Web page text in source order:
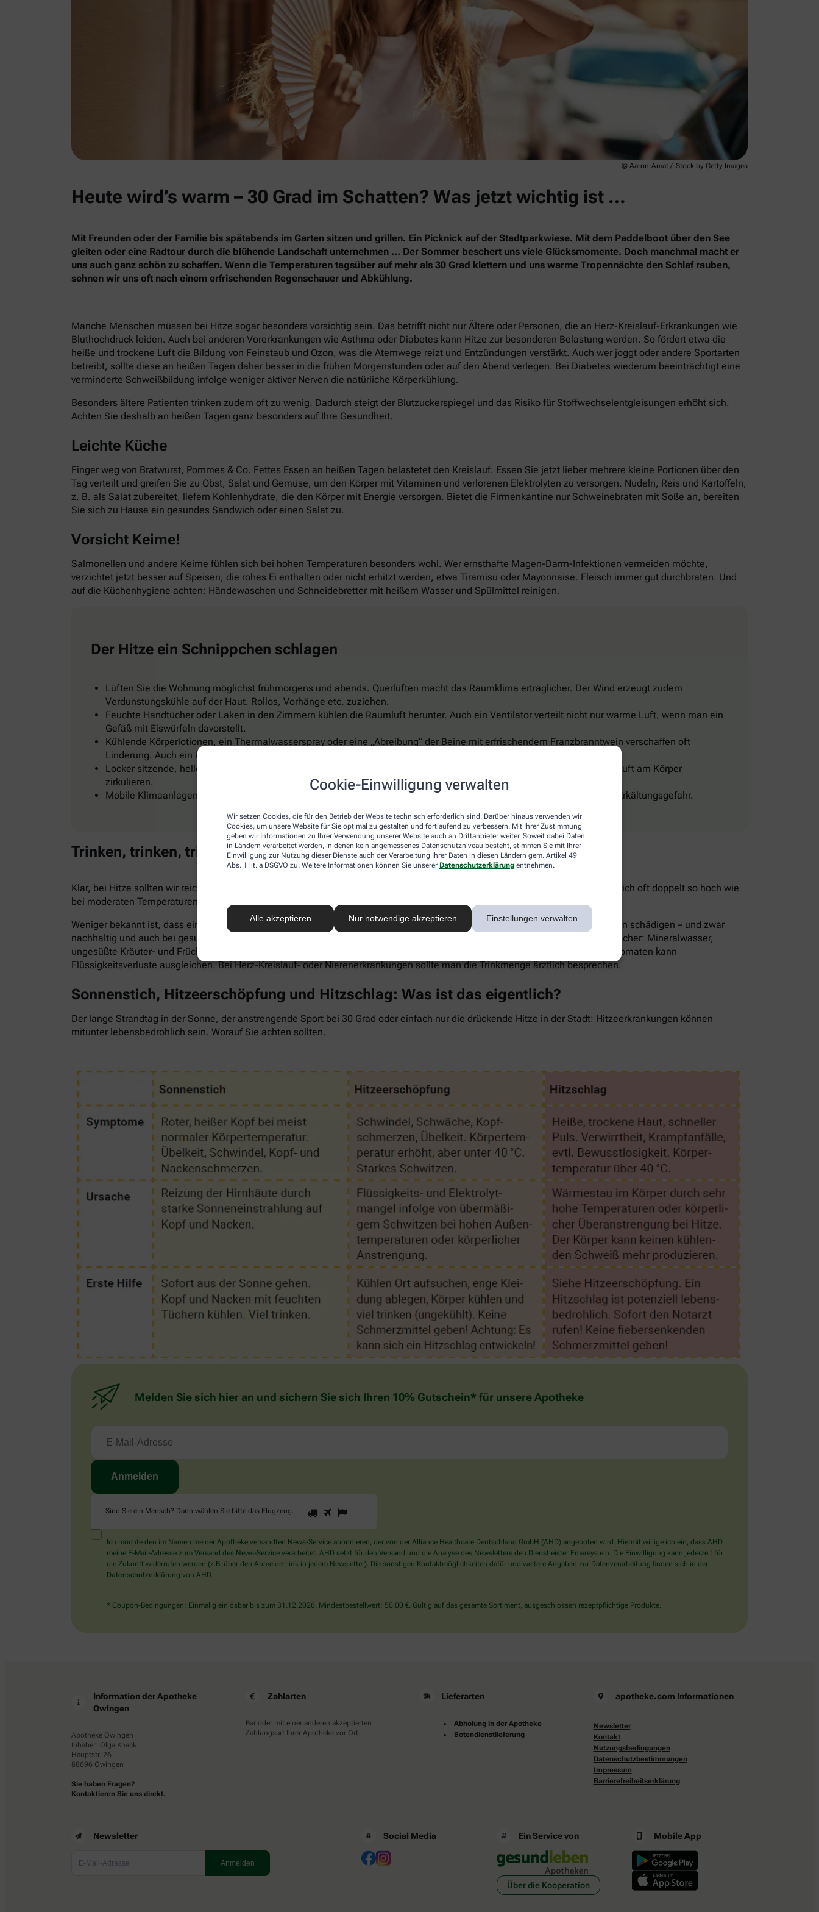
Cookie-Einwilligung verwalten
Wir setzen Cookies, die für den Betrieb der Website technisch erforderlich sind. Darüber hinaus verwenden wir
Cookies, um unsere Website für Sie optimal zu gestalten und fortlaufend zu verbessern. Mit Ihrer Zustimmung
geben wir Informationen zu Ihrer Verwendung unserer Website auch an Drittanbieter weiter. Soweit dabei Daten
in Ländern verarbeitet werden, in denen kein angemessenes Datenschutzniveau besteht, stimmen Sie mit Ihrer
Einwilligung zur Nutzung dieser Dienste auch der Verarbeitung Ihrer Daten in diesen Ländern gem. Artikel 49
Abs. 1 lit. a DSGVO zu. Weitere Informationen können Sie unserer Datenschutzerklärung entnehmen.
Alle akzeptieren Nur notwendige akzeptieren Einstellungen verwalten
© Aaron-Amat / iStock by Getty Images
Heute wird’s warm – 30 Grad im Schatten? Was jetzt wichtig ist …
Mit Freunden oder der Familie bis spätabends im Garten sitzen und grillen. Ein Picknick auf der Stadtparkwiese. Mit dem Paddelboot über den See
gleiten oder eine Radtour durch die blühende Landschaft unternehmen … Der Sommer beschert uns viele Glücksmomente. Doch manchmal macht er
uns auch ganz schön zu schaffen. Wenn die Temperaturen tagsüber auf mehr als 30 Grad klettern und uns warme Tropennächte den Schlaf rauben,
sehnen wir uns oft nach einem erfrischenden Regenschauer und Abkühlung.
Manche Menschen müssen bei Hitze sogar besonders vorsichtig sein. Das betrifft nicht nur Ältere oder Personen, die an Herz-Kreislauf-Erkrankungen wie
Bluthochdruck leiden. Auch bei anderen Vorerkrankungen wie Asthma oder Diabetes kann Hitze zur besonderen Belastung werden. So fördert etwa die
heiße und trockene Luft die Bildung von Feinstaub und Ozon, was die Atemwege reizt und Entzündungen verstärkt. Auch wer joggt oder andere Sportarten
betreibt, sollte diese an heißen Tagen daher besser in die frühen Morgenstunden oder auf den Abend verlegen. Bei Diabetes wiederum beeinträchtigt eine
verminderte Schweißbildung infolge weniger aktiver Nerven die natürliche Körperkühlung.
Besonders ältere Patienten trinken zudem oft zu wenig. Dadurch steigt der Blutzuckerspiegel und das Risiko für Stoffwechselentgleisungen erhöht sich.
Achten Sie deshalb an heißen Tagen ganz besonders auf Ihre Gesundheit.
Leichte Küche
Finger weg von Bratwurst, Pommes & Co. Fettes Essen an heißen Tagen belastetet den Kreislauf. Essen Sie jetzt lieber mehrere kleine Portionen über den
Tag verteilt und greifen Sie zu Obst, Salat und Gemüse, um den Körper mit Vitaminen und verlorenen Elektrolyten zu versorgen. Nudeln, Reis und Kartoffeln,
z. B. als Salat zubereitet, liefern Kohlenhydrate, die den Körper mit Energie versorgen. Bietet die Firmenkantine nur Schweinebraten mit Soße an, bereiten
Sie sich zu Hause ein gesundes Sandwich oder einen Salat zu.
Vorsicht Keime!
Salmonellen und andere Keime fühlen sich bei hohen Temperaturen besonders wohl. Wer ernsthafte Magen-Darm-Infektionen vermeiden möchte,
verzichtet jetzt besser auf Speisen, die rohes Ei enthalten oder nicht erhitzt werden, etwa Tiramisu oder Mayonnaise. Fleisch immer gut durchbraten. Und
auf die Küchenhygiene achten: Händewaschen und Schneidebretter mit heißem Wasser und Spülmittel reinigen.
Der Hitze ein Schnippchen schlagen
Lüften Sie die Wohnung möglichst frühmorgens und abends. Querlüften macht das Raumklima erträglicher. Der Wind erzeugt zudem
Verdunstungskühle auf der Haut. Rollos, Vorhänge etc. zuziehen.
Feuchte Handtücher oder Laken in den Zimmern kühlen die Raumluft herunter. Auch ein Ventilator verteilt nicht nur warme Luft, wenn man ein
Gefäß mit Eiswürfeln davorstellt.
Kühlende Körperlotionen, ein Thermalwasserspray oder eine „Abreibung“ der Beine mit erfrischendem Franzbranntwein verschaffen oft
Linderung. Auch ein kühles Fußbad oder feuchte Umschläge auf Arme, Beine, Stirn oder Nacken sind eine Wohltat.
Locker sitzende, helle Kleidung, zum Beispiel aus Leinen, reflektiert das Sonnenlicht, ist luftdurchlässig und lässt die Luft am Körper
zirkulieren.
Mobile Klimaanlagen gibt es im Baumarkt schon für rund 150 Euro. Aber Vorsicht: Nicht zu kalt einstellen, sonst droht Erkältungsgefahr.
Trinken, trinken, trinken!
Klar, bei Hitze sollten wir reichlich trinken, um den Flüssigkeitsverlust durch Schwitzen auszugleichen. Der ist im Sommer nämlich oft doppelt so hoch wie
bei moderaten Temperaturen. Trinken wir zu wenig, sind Kopfschmerzen und Konzentrationsprobleme meist die Folge.
Weniger bekannt ist, dass ein Flüssigkeitsmangel auch anderen Organen zusetzt. So kann Hitzestress auch ernsthaft die Nieren schädigen – und zwar
nachhaltig und auch bei gesunden Menschen. Als Faustregel gilt: Zwei bis drei Liter täglich sollten es sein. Die besten Durstlöscher: Mineralwasser,
ungesüßte Kräuter- und Früchtetees oder verdünnte Säfte. Auch wasserreiches Obst und Gemüse wie Melonen, Gurken oder Tomaten kann
Flüssigkeitsverluste ausgleichen. Bei Herz-Kreislauf- oder Nierenerkrankungen sollte man die Trinkmenge ärztlich besprechen.
Sonnenstich, Hitzeerschöpfung und Hitzschlag: Was ist das eigentlich?
Der lange Strandtag in der Sonne, der anstrengende Sport bei 30 Grad oder einfach nur die drückende Hitze in der Stadt: Hitzeerkrankungen können
mitunter lebensbedrohlich sein. Worauf Sie achten sollten.
Melden Sie sich hier an und sichern Sie sich Ihren 10% Gutschein* für unsere Apotheke
Sind Sie ein Mensch? Dann wählen Sie bitte das Flugzeug.
Sind
Sie
Mensch?
Dann
wählen
Flugzeug.
1 2
Ich möchte den im Namen meiner Apotheke versandten News-Service abonnieren, der von der Alliance Healthcare Deutschland GmbH (AHD) angeboten wird. Hiermit willige ich ein, dass AHD
meine E-Mail-Adresse zum Versand des News-Service verarbeitet. AHD setzt für den Versand und die Analyse des Newsletters den Dienstleister Emarsys ein. Die Einwilligung kann jederzeit für
die Zukunft widerrufen werden (z.B. über den Abmelde-Link in jedem Newsletter). Die sonstigen Kontaktmöglichkeiten dafür und weitere Angaben zur Datenverarbeitung finden sich in der
Datenschutzerklärung von AHD.
* Coupon-Bedingungen: Einmalig einlösbar bis zum 31.12.2026. Mindestbestellwert: 50,00 €. Gültig auf das gesamte Sortiment, ausgeschlossen rezeptpflichtige Produkte.
Information der Apotheke
Owingen
Apotheke Owingen
Inhaber: Olga Knack
Hauptstr. 26
88696 Owingen
Sie haben Fragen?
Kontaktieren Sie uns direkt.
Zahlarten
Bar oder mit einer anderen akzeptierten
Zahlungsart Ihrer Apotheke vor Ort.
Lieferarten
Abholung in der Apotheke
Botendienstlieferung
apotheke.com Informationen
Newsletter
Kontakt
Nutzungsbedingungen
Datenschutzbestimmungen
Impressum
Barrierefreiheitserklärung
Newsletter Social Media Ein Service von
Über die Kooperation
Mobile App